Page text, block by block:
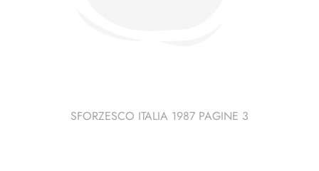
SFORZESCO ITALIA 1987 PAGINE 3